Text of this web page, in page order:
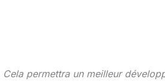
Cela permettra un meilleur